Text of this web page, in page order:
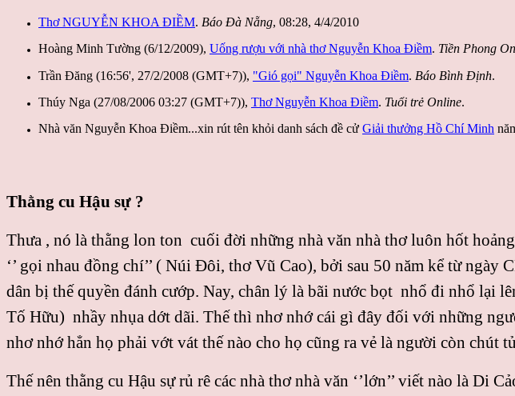
Thơ NGUYỄN KHOA ĐIỀM. Báo Đà Nẵng, 08:28, 4/4/2010
Hoàng Minh Tường (6/12/2009), Uống rượu với nhà thơ Nguyễn Khoa Điềm. Tiền Phong
Trần Đăng (16:56', 27/2/2008 (GMT+7)), "Gió gọi" Nguyễn Khoa Điềm. Báo Bình Định.
Thúy Nga (27/08/2006 03:27 (GMT+7)), Thơ Nguyễn Khoa Điềm. Tuổi trẻ Online.
Nhà văn Nguyễn Khoa Điềm...xin rút tên khỏi danh sách đề cử Giải thưởng Hồ Chí Minh
Thằng cu Hậu sự ?
Thưa , nó là thằng lon ton cuối đời những nhà văn nhà thơ luôn hốt
‘’ gọi nhau đồng chí’’ ( Núi Đôi, thơ Vũ Cao), bởi sau 50 năm kể từ
dân bị thế quyền đánh cướp. Nay, chân lý là bãi nước bọt nhổ đi nhổ lại
Tố Hữu) nhầy nhụa dớt dãi. Thế thì nhơ nhớ cái gì đây đối với những
nhơ nhớ hẳn họ phải vớt vát thế nào cho họ cũng ra vẻ là người còn chút
Thế nên thằng cu Hậu sự rủ rê các nhà thơ nhà văn ‘’lớn’’ viết nào là